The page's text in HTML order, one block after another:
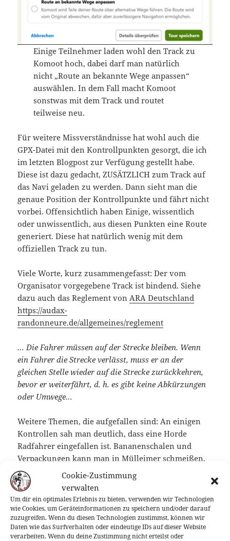
Cookie-Zustimmung
verwalten
Um dir ein optimales Erlebnis zu bieten, verwenden wir Technologien
wie Cookies, um Geräteinformationen zu speichern und/oder darauf
zuzugreifen. Wenn du diesen Technologien zustimmst, können wir
Daten wie das Surfverhalten oder eindeutige IDs auf dieser Website
verarbeiten. Wenn du deine Zustimmung nicht erteilst oder
Einige Teilnehmer laden wohl den Track zu
Komoot hoch, dabei darf man natürlich
nicht „Route an bekannte Wege anpassen“
auswählen. In dem Fall macht Komoot
sonstwas mit dem Track und routet
teilweise neu.
Für weitere Missverständnisse hat wohl auch die
GPX-Datei mit den Kontrollpunkten gesorgt, die ich
im letzten Blogpost zur Verfügung gestellt habe.
Diese ist dazu gedacht, ZUSÄTZLICH zum Track auf
das Navi geladen zu werden. Dann sieht man die
genaue Position der Kontrollpunkte und fährt nicht
vorbei. Offensichtlich haben Einige, wissentlich
oder unwissentlich, aus diesen Punkten eine Route
generiert. Diese hat natürlich wenig mit dem
offiziellen Track zu tun.
Viele Worte, kurz zusammengefasst: Der vom
Organisator vorgegebene Track ist bindend. Siehe
dazu auch das Reglement von ARA Deutschland
https://audax-
randonneure.de/allgemeines/reglement
… Die Fahrer müssen auf der Strecke bleiben. Wenn
ein Fahrer die Strecke verlässt, muss er an der
gleichen Stelle wieder auf die Strecke zurückkehren,
bevor er weiterfährt, d. h. es gibt keine Abkürzungen
oder Umwege…
Weitere Themen, die aufgefallen sind: An einigen
Kontrollen sah man deutlich, dass eine Horde
Radfahrer eingefallen ist. Bananenschalen und
Verpackungen kann man in Mülleimer schmeißen,
leere Pfandflaschen muss man auch nicht da liegen
lassen, wo sie einem aus der Hand fallen. An
Tankstellen bitte wieder reinbringen, im
Supermarkt am Pfandautomat oder am Mülleimer
ordentlich abstellen. Wir wollen einen guten
Eindruck hinterlassen.